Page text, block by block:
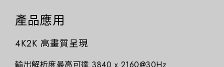
產品應用
4K2K 高畫質呈現
輸出解析度最高可達 3840 x 2160@30Hz